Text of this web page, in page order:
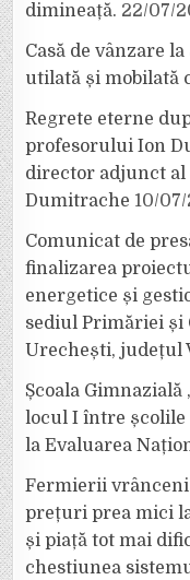
dimineață. 22/07/
Casă de vânzare
utilată și mobilată
Regrete eterne
profesorului Ion
director adjunct al
Dumitrache 10/
Comunicat de
finalizarea
energetice și
sediul Primăriei și
Urechești, județul
Școala Gimnazială
locul I între școlile
la Evaluarea
Fermierii vrânceni
prețuri prea mici
și piață tot mai
chestiunea